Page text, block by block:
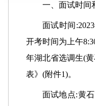
一、面试时间
面试时间
开考时间为上午
年湖北省选调生(
表》(附件1)。
面试地点:黄